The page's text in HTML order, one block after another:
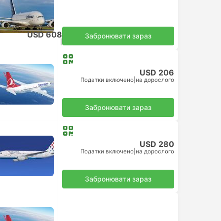
USD 608
Податки включено
на дорослого
Забронювати зараз
USD 206
Податки включено на дорослого
Забронювати зараз
USD 280
Податки включено на дорослого
Забронювати зараз